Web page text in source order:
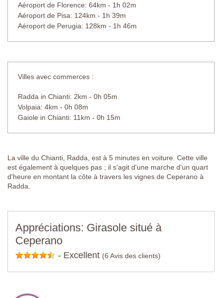
Aéroport de Florence: 64km - 1h 02m
Aéroport de Pisa: 124km - 1h 39m
Aéroport de Perugia: 128km - 1h 46m
Villes avec commerces :
Radda in Chianti: 2km - 0h 05m
Volpaia: 4km - 0h 08m
Gaiole in Chianti: 11km - 0h 15m
La ville du Chianti, Radda, est à 5 minutes en voiture. Cette ville
est également à quelques pas ; il s'agit d'une marche d'un quart
d'heure en montant la côte à travers les vignes de Ceperano à
Radda.
Appréciations: Girasole situé à
Ceperano
- Excellent (6 Avis des clients)